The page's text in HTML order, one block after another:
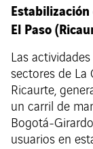
El Paso
Las
sectores de La
Ricaurte,
un carril de
Bogotá-
usuarios en